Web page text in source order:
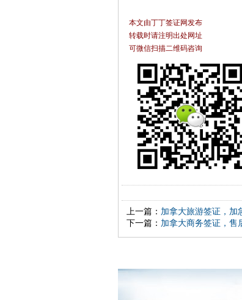
本文由丁丁签证网发布
转载时请注明出处网址
可微信扫描二维码咨询
上一篇： 加拿大旅游签证，加
下一篇： 加拿大商务签证，售